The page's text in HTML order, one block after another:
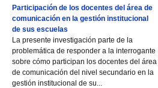
Participación de los docentes del área de
comunicación en la gestión institucional
de sus escuelas
La presente investigación parte de la
problemática de responder a la interrogante
sobre cómo participan los docentes del área
de comunicación del nivel secundario en la
gestión institucional de su...